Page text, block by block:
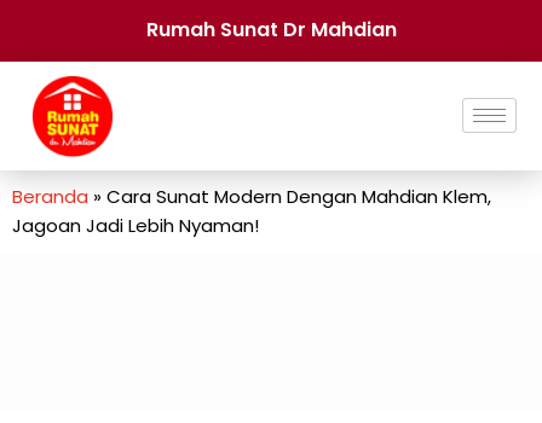
Rumah Sunat Dr Mahdian
Beranda »Cara Sunat Modern Dengan Mahdian Klem,
Jagoan Jadi Lebih Nyaman!